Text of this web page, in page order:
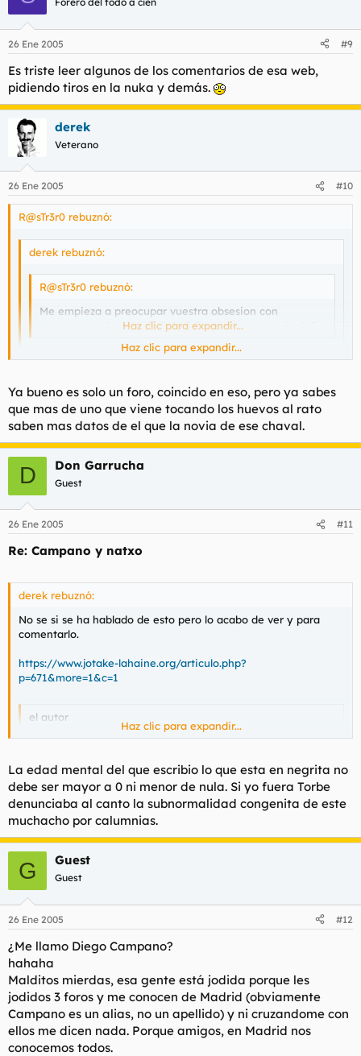
26 Ene 2005 #9
Es triste leer algunos de los comentarios de esa web,
pidiendo tiros en la nuka y demás.
derek
Veterano
26 Ene 2005 #10
R@sTr3r0 rebuznó:
derek rebuznó:
R@sTr3r0 rebuznó:
Me empieza a preocupar vuestra obsesion con
campano, os lo quereis follar? Es vuestro nuevo idolo?
Haz clic para expandir...
No seas falto anda si no es por campano ni por torbe, es
por todo el foro, los cuales somos unos nazis, hackers y
autenticos hijosdeputa.
Que quieres que te diga, realmente me la pela como si me
acusan de violar ratas en las alcantarillas al anochecer, esto
solo es un foro.
Dejate no me folleis, prefiero seguir como estoy, virgen.
Haz clic para expandir...
Ya bueno es solo un foro, coincido en eso, pero ya sabes
que mas de uno que viene tocando los huevos al rato
saben mas datos de el que la novia de ese chaval.
D Don Garrucha
Guest
26 Ene 2005 #11
Re: Campano y natxo
derek rebuznó:
No se si se ha hablado de esto pero lo acabo de ver y para
comentarlo.
https://www.jotake-lahaine.org/articulo.php?
p=671&more=1&c=1
el autor
matanazis [ 20.12.04 - 22:15]
y es un madrileño al que podeis encontrar en la web de
putalocura.com
junto a el estanatxo allende(alias torbe) un retrasado
mental de bilbao que se dedica a meter menores y
se tienen bastantes datos de esta gentuza,en breves ya se
dara mas informacion
Haz clic para expandir...
que alguien me traduzca esto
campano al foso
J-ke [ 19.12.04 - 21:54]
egia esan kezkagarria da. orrialdearen egoera lehen bait
lehen argitzea ezinbestekoa da.
JOTAKE AURRERA!
Si ha sido comentado candado y pista.
Haz clic para expandir...
La edad mental del que escribio lo que esta en negrita no
debe ser mayor a 0 ni menor de nula. Si yo fuera Torbe
denunciaba al canto la subnormalidad congenita de este
muchacho por calumnias.
G Guest
Guest
26 Ene 2005 #12
¿Me llamo Diego Campano?
hahaha
Malditos mierdas, esa gente está jodida porque les
jodidos 3 foros y me conocen de Madrid (obviamente
Campano es un alias, no un apellido) y ni cruzandome con
ellos me dicen nada. Porque amigos, en Madrid nos
conocemos todos.